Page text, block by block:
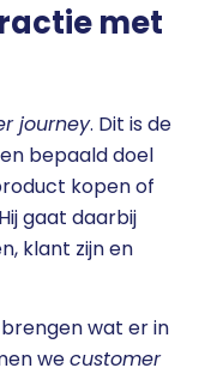
met
journey. Dit is de
bepaald doel
kopen of
gaat daarbij
klant zijn en
wat er in
wecustomer